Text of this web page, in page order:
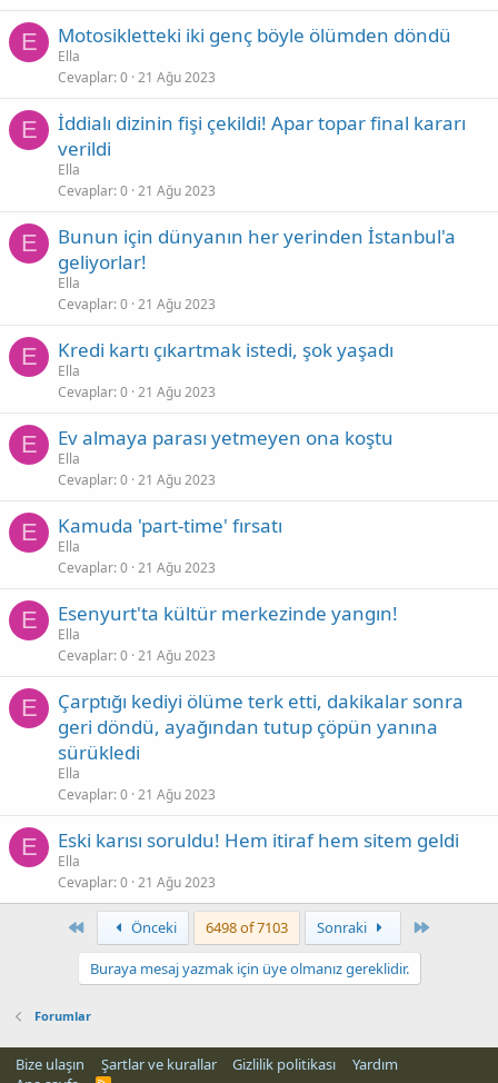
E Motosikletteki iki genç böyle ölümden döndü
Ella
Cevaplar 0 21 Ağu 2023
E
İddialı dizinin fişi çekildi! Apar topar final kararı
verildi
Ella
Cevaplar 0 21 Ağu 2023
E
Bunun için dünyanın her yerinden İstanbul'a
geliyorlar!
Ella
Cevaplar 0 21 Ağu 2023
E Kredi kartı çıkartmak istedi, şok yaşadı
Ella
Cevaplar 0 21 Ağu 2023
E Ev almaya parası yetmeyen ona koştu
Ella
Cevaplar 0 21 Ağu 2023
E Kamuda 'part-time' fırsatı
Ella
Cevaplar 0 21 Ağu 2023
E Esenyurt'ta kültür merkezinde yangın!
Ella
Cevaplar 0 21 Ağu 2023
E
Çarptığı kediyi ölüme terk etti, dakikalar sonra
geri döndü, ayağından tutup çöpün yanına
sürükledi
Ella
Cevaplar 0 21 Ağu 2023
E Eski karısı soruldu! Hem itiraf hem sitem geldi
Ella
Cevaplar 0 21 Ağu 2023
Önceki 6498 of 7103 Sonraki
Buraya mesaj yazmak için üye olmanız gereklidir.
Forumlar
Bize ulaşın Şartlar ve kurallar Gizlilik politikası
Yardım